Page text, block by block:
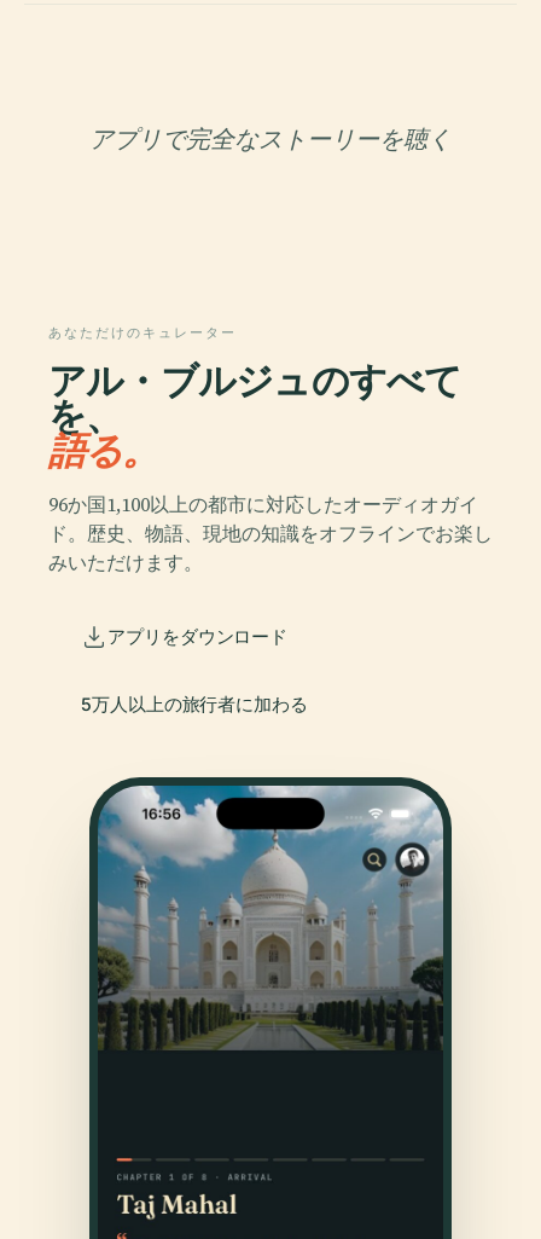
アプリで完全なストーリーを聴く
あなただけのキュレーター
アル・ブルジュのすべて
を、
語る。
96か国1,100以上の都市に対応したオーディオガイ
ド。歴史、物語、現地の知識をオフラインでお楽し
みいただけます。
アプリをダウンロード
5万人以上の旅行者に加わる